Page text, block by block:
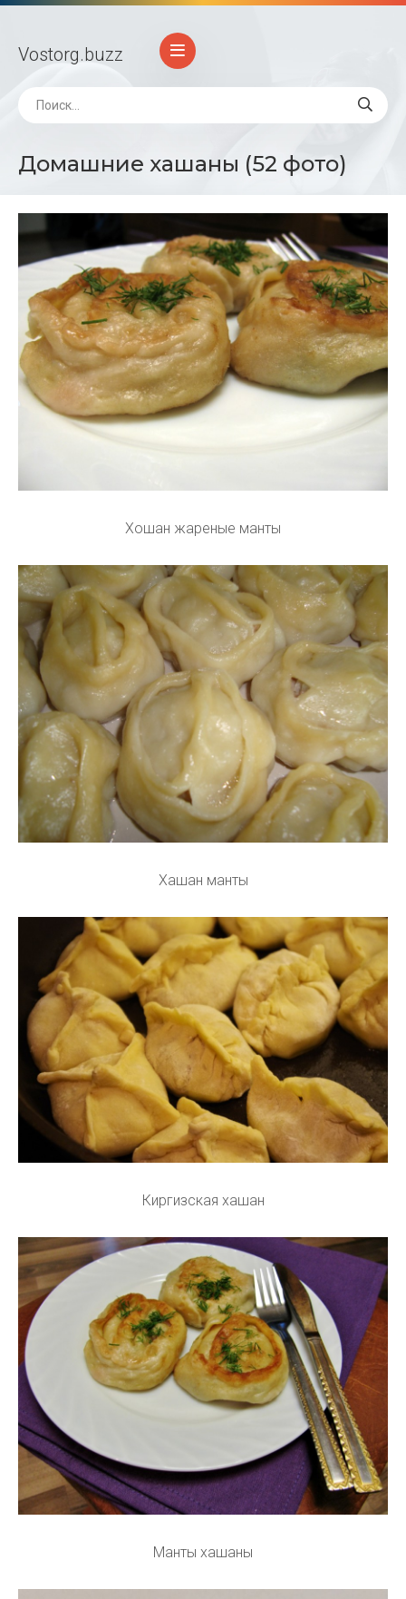
Vostorg.buzz
Домашние хашаны (52 фото)
Хошан жареные манты
Хашан манты
Киргизская хашан
Манты хашаны